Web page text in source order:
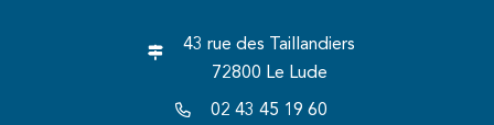
43 rue des Taillandiers
72800 Le Lude
02 43 45 19 60